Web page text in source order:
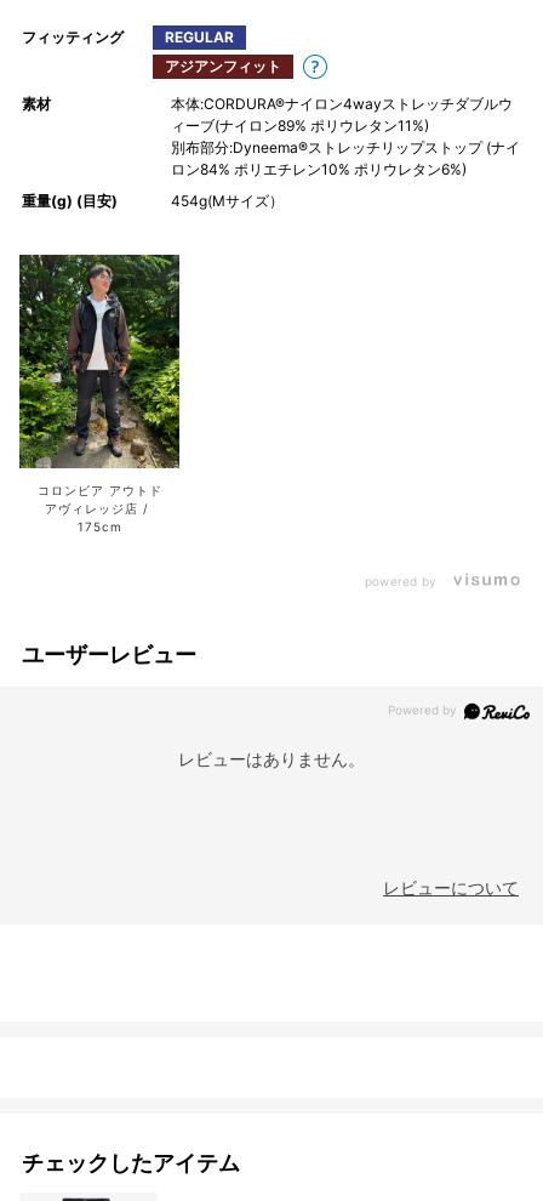
フィッティング
REGULAR
アジアンフィット
素材
本体:CORDURA®ナイロン4wayストレッチダブルウ
ィーブ(ナイロン89% ポリウレタン11%)
別布部分:Dyneema®ストレッチリップストップ (ナイ
ロン84% ポリエチレン10% ポリウレタン6%)
重量(g) (目安)
454g(Mサイズ）
コロンビア アウトド
アヴィレッジ店
175cm
powered by
ユーザーレビュー
レビューはありません。
レビューについて
チェックしたアイテム